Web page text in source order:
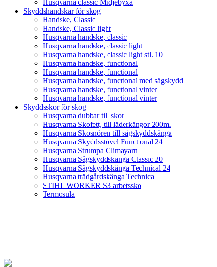
Husqvarna classic Midjebyxa
Skyddshandskar för skog
Handske, Classic
Handske, Classic light
Husqvarna handske, classic
Husqvarna handske, classic light
Husqvarna handske, classic light stl. 10
Husqvarna handske, functional
Husqvarna handske, functional
Husqvarna handske, functional med sågskydd
Husqvarna handske, functional vinter
Husqvarna handske, functional vinter
Skyddsskor för skog
Husqvarna dubbar till skor
Husqvarna Skofett, till läderkängor 200ml
Husqvarna Skosnören till sågskyddskänga
Husqvarna Skyddsstövel Functional 24
Husqvarna Strumpa Climayarn
Husqvarna Sågskyddskänga Classic 20
Husqvarna Sågskyddskänga Technical 24
Husqvarna trädgårdskänga Technical
STIHL WORKER S3 arbetssko
Termosula